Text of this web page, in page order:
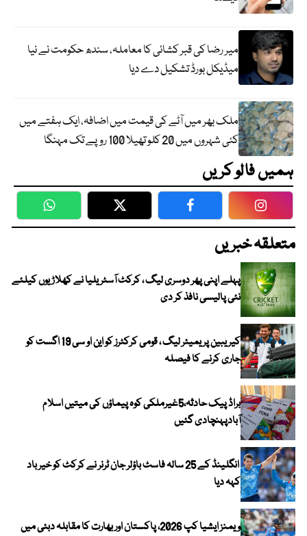
میر رضا کی قبر کشائی کا معاملہ، سندھ حکومت نے نیا
میڈیکل بورڈ تشکیل دے دیا
ملک بھر میں آٹے کی قیمت میں اضافہ، ایک ہفتے میں
کئی شہروں میں 20 کلو تھیلا 100 روپے تک مہنگا
ہمیں فالو کریں
WhatsApp Twitter Facebook
متعلقہ خبریں
پہلے اپنی پھر دوسری لیگ ، کرکٹ آسٹریلیا نے کھلاڑیوں کیلئے
نئی پالیسی نافذ کر دی
کیریبین پریمیئر لیگ ، قومی کرکٹرز کو این او سی 19 اگست کو
جاری کرنے کا فیصلہ
براڈ پیک حادثہ،5غیرملکی کوہ پیماؤں کی میتیں اسلام
آبادپہنچادی گئیں
انگلینڈ کے 25 سالہ فاسٹ باؤلر جان ٹرنر نے کرکٹ کو خیر باد
کہہ دیا
ویمنز ایشیا کپ 2026، پاکستان اور بھارت کا مقابلہ دبئی میں